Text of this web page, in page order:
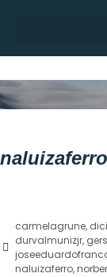
naluizaferro
carmelagrune,
durvalmunizjr,
naluizaferro,